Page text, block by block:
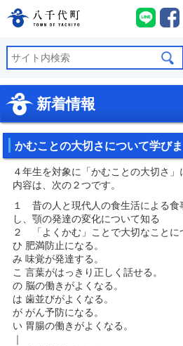
八千代町公式ホームペ
八千
新着情報
かむことの大切さについて学びま
４年生を対象に「かむことの大切さ」
内容は、次の２つです。
１ 昔の人と現代人の食生活による食
し、顎の発達の変化について知る
２ 「よくかむ」ことで大切なことに
ひ 肥満防止になる。
み 味覚が発達する。
こ 言葉がはっきり正しく話せる。
の 脳の働きがよくなる。
は 歯並びがよくなる。
が がん予防になる。
い 胃腸の働きがよくなる。
｜